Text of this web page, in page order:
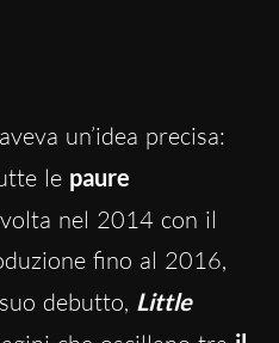
aveva un’idea precisa:
le paure
nel 2014 con il
fino al 2016,
debutto, Little